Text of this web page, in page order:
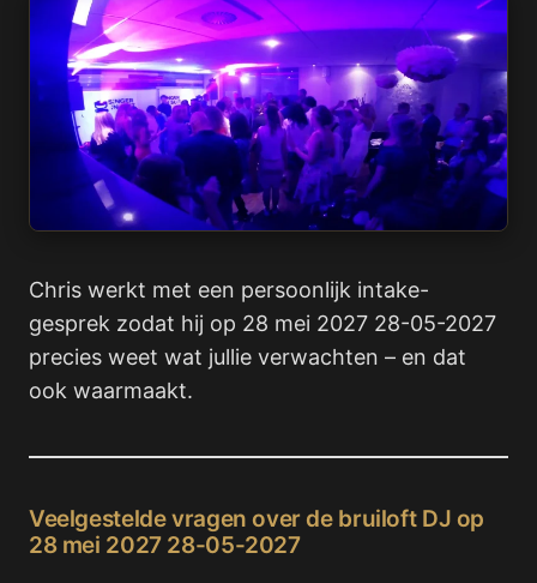
Chris werkt met een persoonlijk intake-
gesprek zodat hij op 28 mei 2027 28-05-2027
precies weet wat jullie verwachten – en dat
ook waarmaakt.
Veelgestelde vragen over de bruiloft DJ op
28 mei 2027 28-05-2027